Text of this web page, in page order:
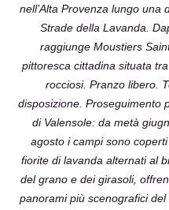
nell’Alta Provenza lungo una
Strade della Lavanda.
raggiunge Moustiers
pittoresca cittadina situata
rocciosi. Pranzo libero.
disposizione. Proseguimento
di Valensole: da metà
agosto i campi sono
fiorite di lavanda alternati al
del grano e dei girasoli,
panorami più scenografici del